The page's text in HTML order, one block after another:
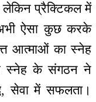
लेकिन प्रैक्टिकल में
ऐसा कुछ करके
आत्माओं का स्नेह
स्नेह के संगठन ने
सेवा में सफलता।